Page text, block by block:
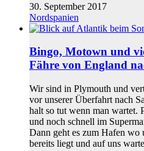
30. September 2017
Nordspanien
Bingo, Motown und
Fähre von England
Wir sind in Plymouth und
vor unserer Überfahrt nach
halt so tut wenn man wartet.
und noch schnell im
Dann geht es zum Hafen wo
bereits liegt und auf uns